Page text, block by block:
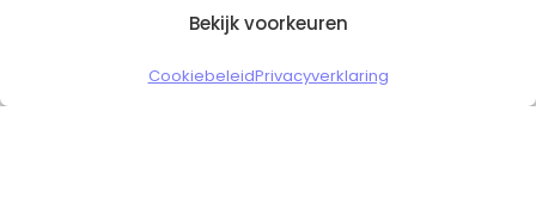
Bekijk voorkeuren
CookiebeleidPrivacyverklaring